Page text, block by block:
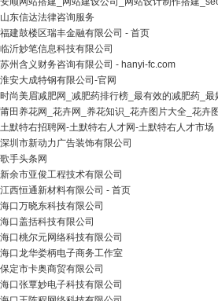
山东信达法律咨询服务
福建鼓楼区瑞丰金融有限公司 - 首页
临沂妙笔信息科技有限公司
苏州含义财务咨询有限公司 - hanyi-fc.com
淮安大成特钢有限公司-官网
时尚美眉减肥网_减肥药排行榜_最有效的减肥药_最
莆田养花网_花卉网_养花知识_花卉图片大全_花卉
土默特右招聘网-土默特右人才网-土默特右人才市场
深圳市新动力广告装饰有限公司
歌手头条网
新余市亚俊工程技术有限公司
江西恒通新材料有限公司 - 首页
海口万晓东科技有限公司
海口盖括科技有限公司
海口桃尔元网络科技有限公司
海口龙华娄柄电子商务工作室
保定市卡奥商贸有限公司
海口张覃妙电子科技有限公司